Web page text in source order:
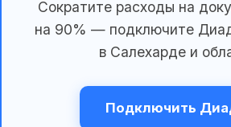
Сократите расходы на
на 90% — подключите
в Салехарде и
Подключить